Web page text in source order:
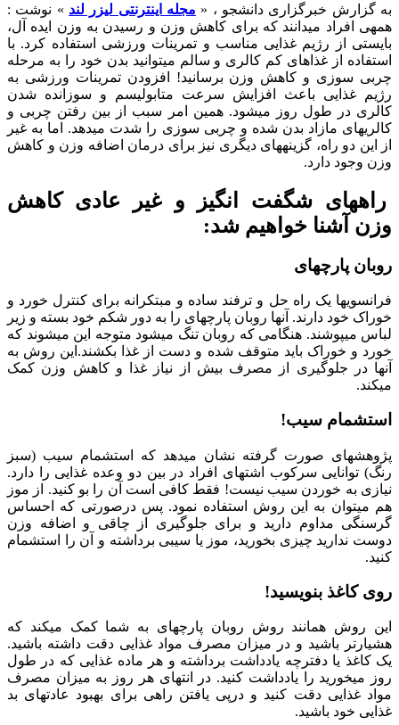
به گزارش خبرگزاری دانشجو ، « مجله اینترنتی لیزر لند » نوشت :
همه‏ی افراد می‎‏دانند که برای کاهش وزن و رسیدن به وزن ایده آل،
بایستی از رژیم غذایی مناسب و تمرینات ورزشی استفاده کرد. با
استفاده از غذاهای کم کالری و سالم می‏توانید بدن خود را به مرحله
چربی سوزی و کاهش وزن برسانید! افزودن تمرینات ورزشی به
رژیم غذایی باعث افزایش سرعت متابولیسم و سوزانده شدن
کالری در طول روز می‏شود. همین امر سبب از بین رفتن چربی و
کالری‏های مازاد بدن شده و چربی سوزی را شدت می‏دهد. اما به غیر
از این دو راه، گزینه‏های دیگری نیز برای درمان اضافه وزن و کاهش
وزن وجود دارد.
راه‏های شگفت انگیز و غیر عادی کاهش
وزن آشنا خواهیم شد:
روبان پارچه‏ای
فرانسوی‏ها یک راه حل و ترفند ساده و مبتکرانه برای کنترل خورد و
خوراک خود دارند. آن‏ها روبان پارچه‏ای را به دور شکم خود بسته و زیر
لباس می‏پوشند. هنگامی که روبان تنگ می‏شود متوجه این می‏شوند که
خورد و خوراک باید متوقف شده و دست از غذا بکشند.این روش به
آن‏ها در جلوگیری از مصرف بیش از نیاز غذا و کاهش وزن کمک
می‏کند.
استشمام سیب!
پژوهش‏های صورت گرفته نشان می‏دهد که استشمام سیب (سبز
رنگ) توانایی سرکوب اشتهای افراد در بین دو وعده غذایی را دارد.
نیازی به خوردن سیب نیست! فقط کافی است آن را بو کنید. از موز
هم می‏توان به این روش استفاده نمود. پس درصورتی که احساس
گرسنگی مداوم دارید و برای جلوگیری از چاقی و اضافه وزن
دوست ندارید چیزی بخورید، موز یا سیبی برداشته و آن را استشمام
کنید.
روی کاغذ بنویسید!
این روش همانند روش روبان پارچه‏ای به شما کمک می‏کند که
هشیارتر باشید و در میزان مصرف مواد غذایی دقت داشته باشید.
یک کاغذ یا دفترچه یادداشت برداشته و هر ماده غذایی که در طول
روز می‏خورید را یادداشت کنید. در انتهای هر روز به میزان مصرف
مواد غذایی دقت کنید و درپی یافتن راهی برای بهبود عادت‏های بد
غذایی خود باشید.